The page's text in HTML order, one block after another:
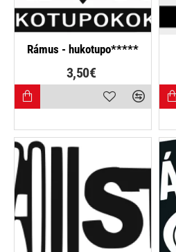
Rámus - hukotupo*****
3,50€